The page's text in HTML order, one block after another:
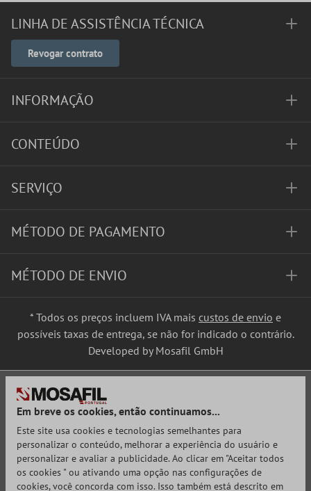
LINHA DE ASSISTÊNCIA TÉCNICA
Revogar contrato
INFORMAÇÃO
CONTEÚDO
SERVIÇO
MÉTODO DE PAGAMENTO
MÉTODO DE ENVIO
* Todos os preços incluem IVA mais custos de envio e
possíveis taxas de entrega, se não for indicado o contrário.
Developed by Mosafil GmbH
Em breve os cookies, então continuamos...
Este site usa cookies e tecnologias semelhantes para
personalizar o conteúdo, melhorar a experiência do usuário e
personalizar e avaliar a publicidade. Ao clicar em "Aceitar todos
os cookies " ou ativando uma opção nas configurações de
cookies, você concorda com isso. Isso também está descrito em